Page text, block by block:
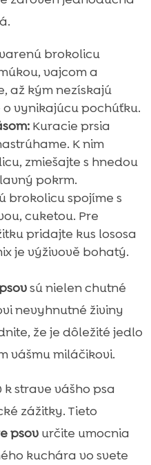
brokolicu
vajcom a
až kým nezískajú
vynikajúcu pochúťku.
Kuracie prsia
K nim
zmiešajte s hnedou
pokrm.
brokolicu spojíme s
cuketou. Pre
pridajte kus lososa
je výživově bohatý.
sú nielen chutné
nevyhnutné živiny
že je dôležité jedlo
vášmu miláčikovi.
strave vášho psa
zážitky. Tieto
psovurčite umocnia
kuchára vo svete